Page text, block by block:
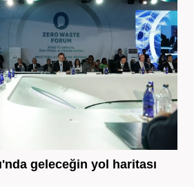
geleceğin yol haritası